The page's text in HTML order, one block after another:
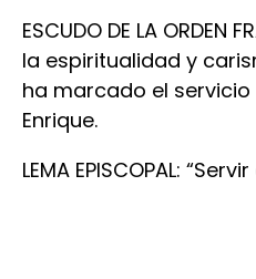
ESCUDO DE LA ORDEN
la espiritualidad y
ha marcado el servicio
Enrique.
LEMA EPISCOPAL: